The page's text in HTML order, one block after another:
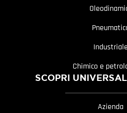
Industriale
Chimico e
SCOPRI
Azienda